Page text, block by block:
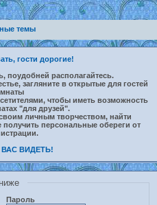
темы
гости дорогие!
поудобней располагайтесь.
загляните в открытые для гостей
чтобы иметь возможность
"для друзей".
личным творчеством, найти
персональные обереги от
ВИДЕТЬ!
Пароль